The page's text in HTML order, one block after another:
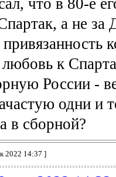
что в 80-е
а не
к
России -
одни
в сборной?
2022 14:37 ]